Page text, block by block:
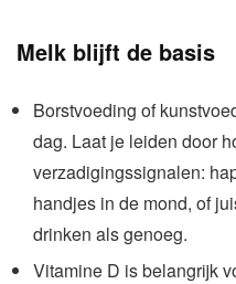
Melk blijft de basis
Borstvoeding of
dag. Laat je leiden door
verzadigingssignalen:
handjes in de mond, of
drinken als genoeg.
Vitamine D is belangrijk